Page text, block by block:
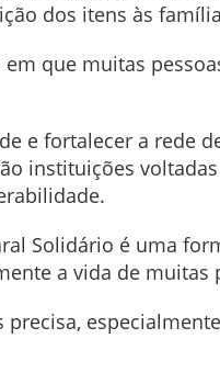
dos itens às
que muitas
e fortalecer a rede
instituições
Solidário é uma
a vida de muitas